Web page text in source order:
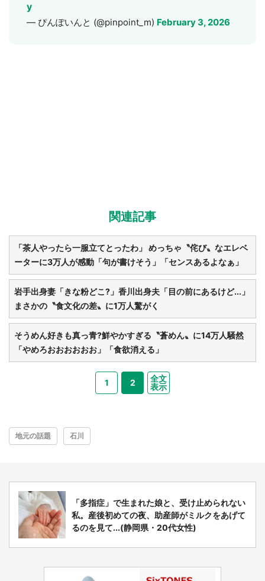
選択する
y
— ぴんぽいんと (@pinpoint_m) February 3, 2026
関連記事
「茶人やったら一服立てとったわ」 めっちゃ〝侘び〟なエレベ
ーターに3万人が感動「句が書けそう」「センスあるよなぁ」
岩手出身妻「きな粉どこ?」香川出身夫「目の前にあるけど...」
まさかの〝食文化の差〟に1万人驚がく
そうめん好きも真っ青?鮮やかすぎる〝蒼めん〟に14万人騒然
「やめろおおおおおお」「食欲消える」
1 2
全文
表示
地元の話題 石川
「多指症」で生まれた娘と、受け止められない
私。産後初めての夜、助産師がミルクをあげて
るのを見て...(静岡県・20代女性)